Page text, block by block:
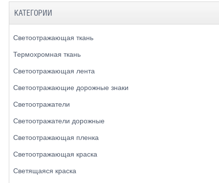
КАТЕГОРИИ
Светоотражающая ткань
Термохромная ткань
Светоотражающая лента
Светоотражающие дорожные знаки
Светоотражатели
Светоотражатели дорожные
Светоотражающая пленка
Светоотражающая краска
Светящаяся краска